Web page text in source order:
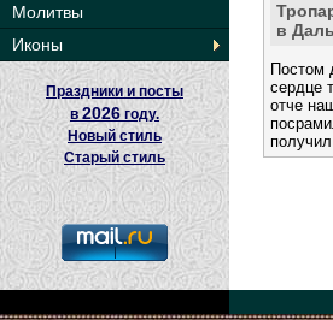
Молитвы
Иконы
Праздники и посты
в2026 году.
Новый стиль
Старый стиль
в
Постом
сердце
отче